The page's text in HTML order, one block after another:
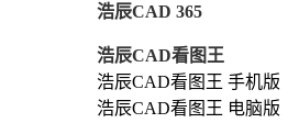
浩辰CAD 365
浩辰CAD看图王
浩辰CAD看图王 手机版
浩辰CAD看图王 电脑版